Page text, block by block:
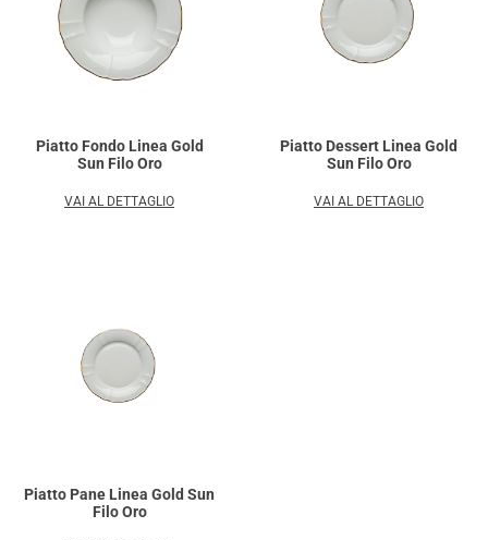
Piatto Fondo Linea Gold
Sun Filo Oro
VAI AL DETTAGLIO
Piatto Dessert Linea Gold
Sun Filo Oro
VAI AL DETTAGLIO
Piatto Pane Linea Gold Sun
Filo Oro